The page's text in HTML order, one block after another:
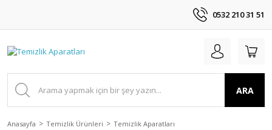
0532 210 31 51
ARA
Anasayfa Temizlik Ürünleri Temizlik Aparatları